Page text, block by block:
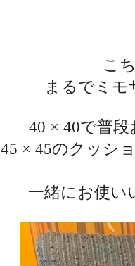
こ
まるでミ
40 × 40で普
45 × 45のクッシ
一緒にお使い